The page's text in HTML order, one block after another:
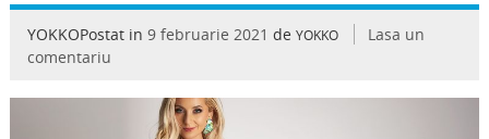
YOKKOPostat in 9 februarie 2021 de YOKKO
Lasa un
comentariu